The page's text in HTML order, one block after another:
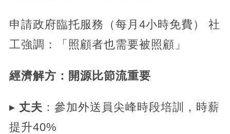
申請政府臨托服務（每月4小時免費） 社
工強調：「照顧者也需要被照顧」
經濟解方：開源比節流重要
▸ 丈夫 ：參加外送員尖峰時段培訓，時薪
提升40%